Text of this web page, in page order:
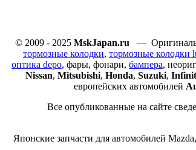
© 2009 - 2025 MskJapan.ru —
тормозные колодки, тормозные колодки
оптика depo, фары, фонари, бампера,
Nissan, Mitsubishi, Honda, Suzuki,
европейских автомобилей
Все опубликованные на сайте
Японские запчасти для автомобилей